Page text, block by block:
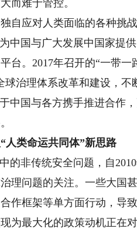
而难于管控。
应对人类面临的各种挑
中国与广大发展中国家提
台。2017年召开的“一带一
治理体系改革和建设，不
中国与各方携手推进合作
类命运共同体”新思路
非传统安全问题，自
理问题的关注。一些大国
作框架等单方面行动，导
为最大化的政策动机正在